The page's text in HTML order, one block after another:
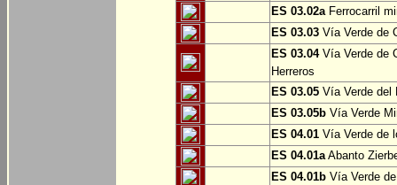
ES 03.02aFerrocarril
ES 03.03 Vía Verde de
ES 03.04Vía Verde de
Herreros
ES 03.05 Vía Verde del
ES 03.05b Vía Verde
ES 04.01 Vía Verde de
ES 04.01aAbanto
ES 04.01b Vía Verde